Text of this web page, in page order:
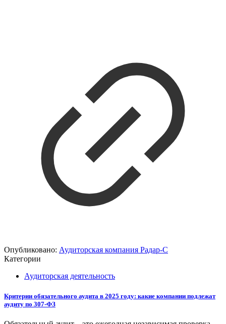
Опубликовано: Аудиторская компания Радар-С
Категории
Аудиторская деятельность
Критерии обязательного аудита в 2025 году: какие компании подлежат
аудиту по 307-ФЗ